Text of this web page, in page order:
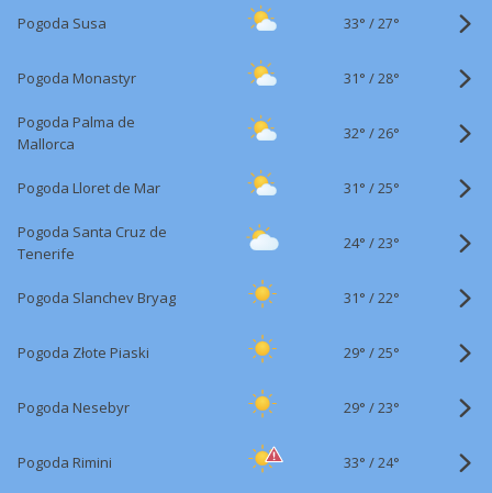
Pogoda Susa 33° /27°
Pogoda Monastyr 31° /28°
Pogoda Palma de
Mallorca
32° /26°
Pogoda Lloret de Mar 31° /25°
Pogoda Santa Cruz de
Tenerife
24° /23°
Pogoda Slanchev Bryag 31° /22°
Pogoda Złote Piaski 29° /25°
Pogoda Nesebyr 29° /23°
Pogoda Rimini 33° /24°